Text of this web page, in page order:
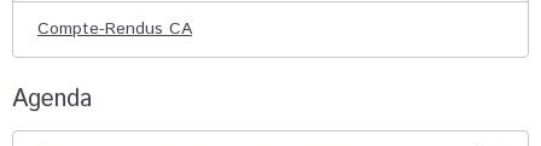
Compte-Rendus CA
Agenda